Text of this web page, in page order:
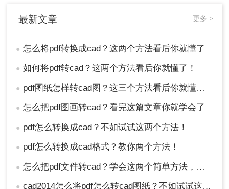
最新文章 更多 >
● 怎么将pdf转换成cad？这两个方法看后你就懂了
● 如何将pdf转cad？这两个方法看后你就懂了！
● pdf图纸怎样转cad图？这三个方法看后你就懂了！
● 怎么把pdf图画转cad？看完这篇文章你就学会了
● pdf怎么转换成cad？不如试试这两个方法！
● pdf怎么转换成cad格式？教你两个方法！
● 怎么把pdf文件转cad？学会这两个简单方法，一键完成转换
● cad2014怎么将pdf怎么转cad图纸？不如试试这两个方法！